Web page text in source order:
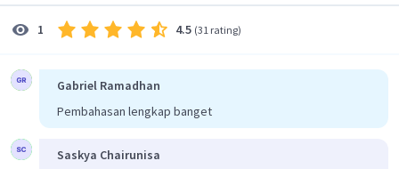
1 4.5 (31 rating)
Gabriel Ramadhan
Pembahasan lengkap banget
Saskya Chairunisa